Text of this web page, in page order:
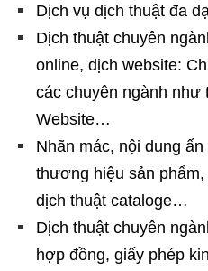
Dịch vụ dịch thuật đa
Dịch thuật chuyên
online, dịch website:
các chuyên ngành như
Website…
Nhãn mác, nội dung
thương hiệu sản
dịch thuật cataloge…
Dịch thuật chuyên
hợp đồng, giấy phép